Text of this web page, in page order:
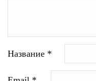
Название *